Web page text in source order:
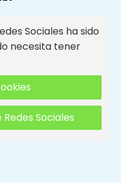
Sociales ha sido
necesita tener
Sociales